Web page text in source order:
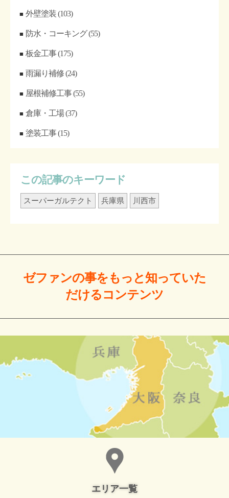
外壁塗装(103)
防水・コーキング(55)
板金工事(175)
雨漏り補修(24)
屋根補修工事(55)
倉庫・工場(37)
塗装工事(15)
この記事のキーワード
スーパーガルテクト 兵庫県 川西市
ゼファンの事をもっと知っていた
だけるコンテンツ
エリア一覧